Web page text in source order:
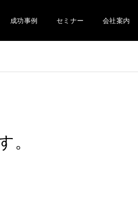
成功事例 セミナー 会社案内
。